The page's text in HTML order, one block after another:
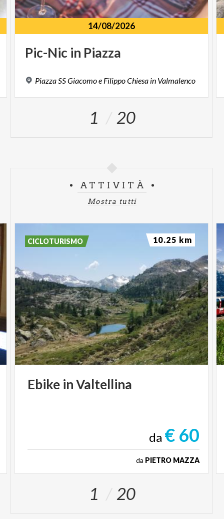
E.R.T.A. – Etnografie Risonanti del Territorio
Abbandonato
durata circa due ore e mezza.
Contrada abbandonata di Erta, comune di Spriana.
Performance musicale e artistica con cammino di
Erta, Molom attiva un’indagine etnografica non
materiale del luogo. Attraverso sculture cinetiche
rudimentali composte da scarti lapidei e micro-
motori, gli oggetti abbandonati vengono messi in
vibrazione. Ne emergono gesti acustici minimi,
frizioni e risonanze che ricompongono una
geografia affettiva, in dialogo con la storia
mineraria e la vita dispersa del borgo.
Cosa serve? Desiderio di esplorare e farsi
sorprendere
Difficoltà E, per sentieri battuti.
Cammino a numero chiuso, partecipazione gratuita fino
ad esaurimento posti.
GLI ALTRI APPUNTAMENTI DI
14/08/2026
Pic-Nic in Piazza
Piazza SSGiacomoe FilippoChiesa in Valmalenco
1 20
ATTIVITÀ
Mostra tutti
Ebike inValtellina
da € 60
da PIETRO MAZZA
CICLOTURISMO 10.25 km
1 20